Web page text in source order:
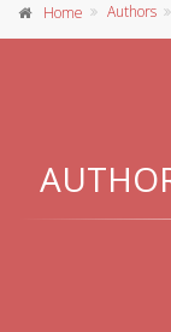
Home Authors